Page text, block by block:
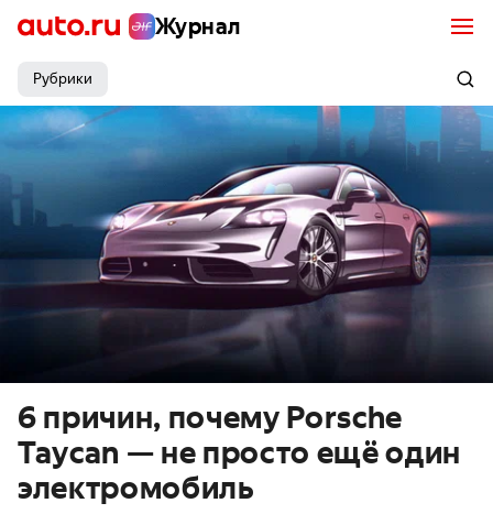
Журнал
Рубрики
6 причин, почему Porsche
Taycan — не просто ещё один
электромобиль